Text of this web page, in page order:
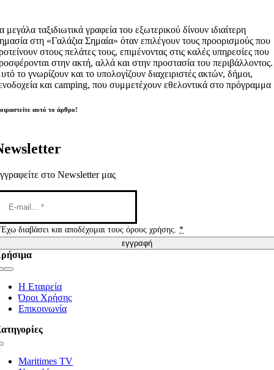
μεγάλα ταξιδιωτικά γραφεία του εξωτερικού δίνουν ιδιαίτερη
στη «Γαλάζια Σημαία» όταν επιλέγουν τους προορισμούς που
στους πελάτες τους, επιμένοντας στις καλές υπηρεσίες που
στην ακτή, αλλά και στην προστασία του περιβάλλοντος.
το γνωρίζουν και το υπολογίζουν διαχειριστές ακτών, δήμοι,
και camping, που συμμετέχουν εθελοντικά στο πρόγραμμα
αυτό το άρθρο!
στο Newsletter μας
Έχω διαβάσει και αποδέχομαι τους όρους χρήσης.*
εγγραφή
Η Εταιρεία
Όροι Χρήσης
Επικοινωνία
Maritimes TV